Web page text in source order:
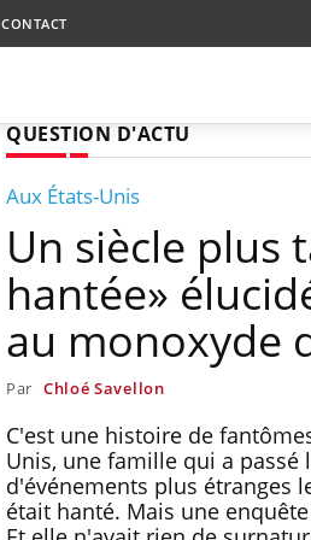
CONTACT
QUESTION D'ACTU
Aux États-Unis
Un siècle plus
hantée»
au monoxyde
Par Chloé Savellon
C'est une histoire de
Unis, une famille qui a
d'événements plus étranges
était hanté. Mais une